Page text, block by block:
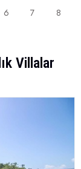
6 7 8
Villalar